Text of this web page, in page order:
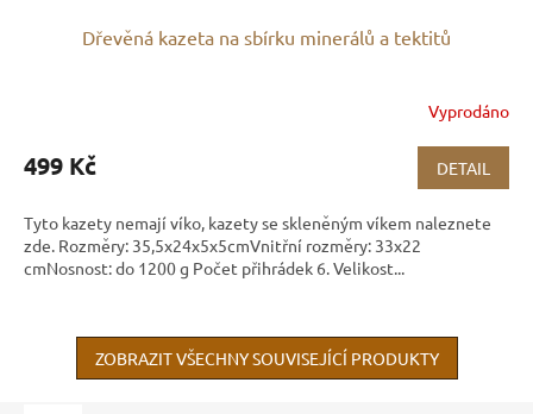
Dřevěná kazeta na sbírku minerálů a tektitů
Vyprodáno
499 Kč DETAIL
Tyto kazety nemají víko, kazety se skleněným víkem naleznete
zde. Rozměry: 35,5x24x5x5cmVnitřní rozměry: 33x22
cmNosnost: do 1200 g Počet přihrádek 6. Velikost...
ZOBRAZIT VŠECHNY SOUVISEJÍCÍ PRODUKTY